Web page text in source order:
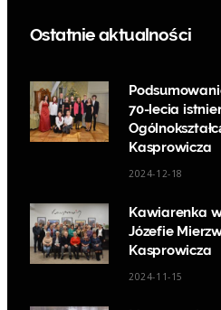
Ostatnie aktualności
70-lecia
Kasprowicza
2024-12-18
Kawiarenka
Józefie
Kasprowicza
2024-11-15